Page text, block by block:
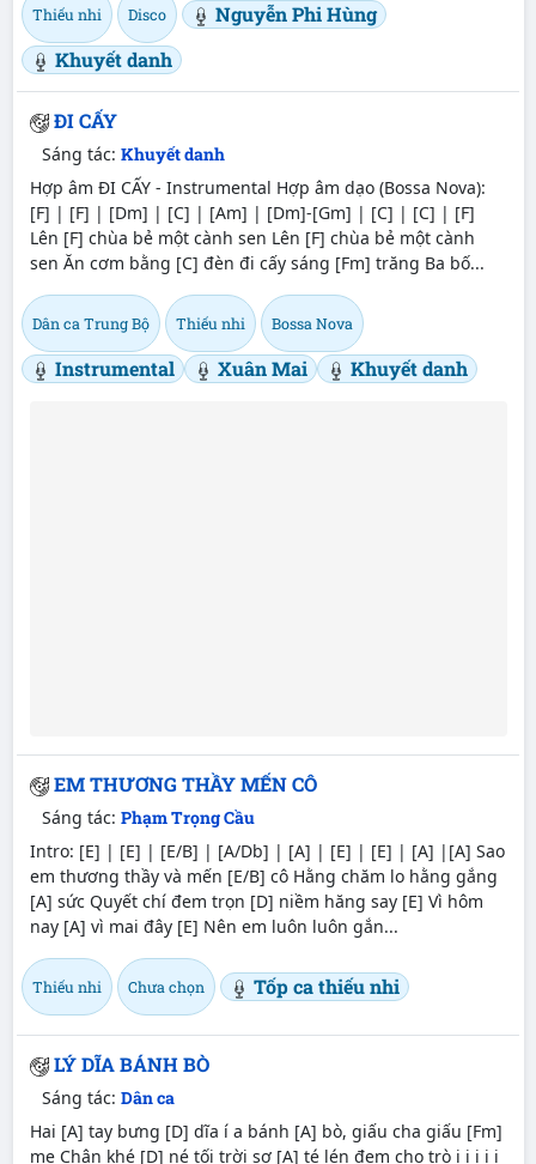
Thiếu nhi Disco
Nguyễn Phi Hùng
Khuyết danh
ĐI CẤY
Sáng tác: Khuyết danh
Hợp âm ĐI CẤY - Instrumental Hợp âm dạo (Bossa Nova):
[F] | [F] | [Dm] | [C] | [Am] | [Dm]-[Gm] | [C] | [C] | [F]
Lên [F] chùa bẻ một cành sen Lên [F] chùa bẻ một cành
sen Ăn cơm bằng [C] đèn đi cấy sáng [Fm] trăng Ba bố...
Dân ca Trung Bộ Thiếu nhi Bossa Nova
Instrumental Xuân Mai Khuyết danh
EM THƯƠNG THẦY MẾN CÔ
Sáng tác: Phạm Trọng Cầu
Intro: [E] | [E] | [E/B] | [A/Db] | [A] | [E] | [E] | [A] |[A] Sao
em thương thầy và mến [E/B] cô Hằng chăm lo hằng gắng
[A] sức Quyết chí đem trọn [D] niềm hăng say [E] Vì hôm
nay [A] vì mai đây [E] Nên em luôn luôn gắn...
Thiếu nhi Chưa chọn Tốp ca thiếu nhi
LÝ DĨA BÁNH BÒ
Sáng tác: Dân ca
Hai [A] tay bưng [D] dĩa í a bánh [A] bò, giấu cha giấu [Fm]
mẹ Chân khé [D] né tối trời sợ [A] té lén đem cho trò i i i i i